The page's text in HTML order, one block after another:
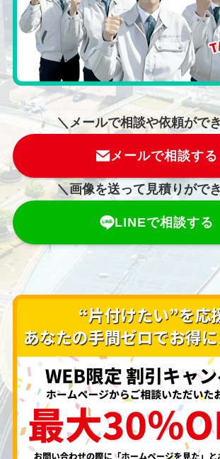
＼メールで相談や依頼がで
メールで相談する
＼画像を送って見積りがで
LINEで相談する